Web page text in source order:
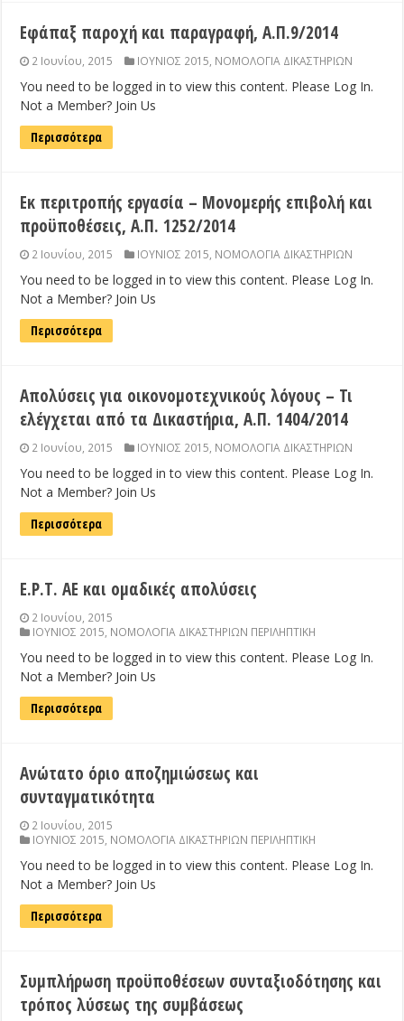
Εφάπαξ παροχή και παραγραφή, Α.Π.9/2014
2 Ιουνίου, 2015 ΙΟΥΝΙΟΣ 2015, ΝΟΜΟΛΟΓΙΑ ΔΙΚΑΣΤΗΡΙΩΝ
You need to be logged in to view this content. Please Log In.
Not a Member? Join Us
Περισσότερα
Εκ περιτροπής εργασία – Μονομερής επιβολή και
προϋποθέσεις, Α.Π. 1252/2014
2 Ιουνίου, 2015 ΙΟΥΝΙΟΣ 2015, ΝΟΜΟΛΟΓΙΑ ΔΙΚΑΣΤΗΡΙΩΝ
You need to be logged in to view this content. Please Log In.
Not a Member? Join Us
Περισσότερα
Απολύσεις για οικονομοτεχνικούς λόγους – Τι
ελέγχεται από τα Δικαστήρια, Α.Π. 1404/2014
2 Ιουνίου, 2015 ΙΟΥΝΙΟΣ 2015, ΝΟΜΟΛΟΓΙΑ ΔΙΚΑΣΤΗΡΙΩΝ
You need to be logged in to view this content. Please Log In.
Not a Member? Join Us
Περισσότερα
Ε.Ρ.Τ. ΑΕ και ομαδικές απολύσεις
2 Ιουνίου, 2015
ΙΟΥΝΙΟΣ 2015, ΝΟΜΟΛΟΓΙΑ ΔΙΚΑΣΤΗΡΙΩΝ ΠΕΡΙΛΗΠΤΙΚΗ
You need to be logged in to view this content. Please Log In.
Not a Member? Join Us
Περισσότερα
Ανώτατο όριο αποζημιώσεως και
συνταγματικότητα
2 Ιουνίου, 2015
ΙΟΥΝΙΟΣ 2015, ΝΟΜΟΛΟΓΙΑ ΔΙΚΑΣΤΗΡΙΩΝ ΠΕΡΙΛΗΠΤΙΚΗ
You need to be logged in to view this content. Please Log In.
Not a Member? Join Us
Περισσότερα
Συμπλήρωση προϋποθέσεων συνταξιοδότησης και
τρόπος λύσεως της συμβάσεως